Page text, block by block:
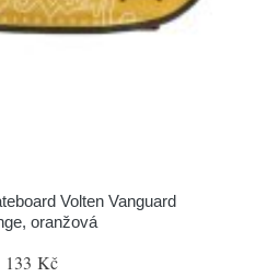
Volten Vanguard
oranžová
133 Kč